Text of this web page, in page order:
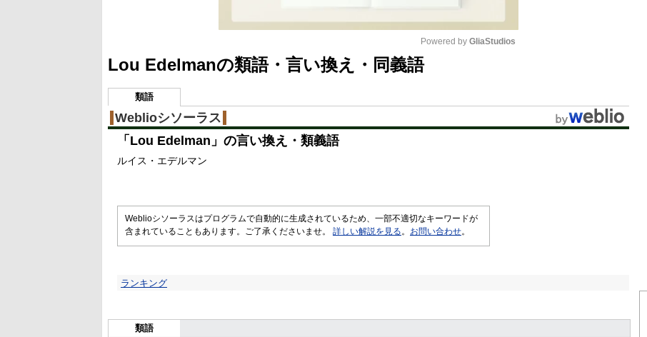
Powered by GliaStudios
Lou Edelmanの類語・言い換え・同義語
類語
Weblioシソーラス
「 Lou Edelman 」の言い換え・類義語
ルイス・エデルマン
Weblioシソーラスはプログラムで自動的に生成されているため、一部不適切なキーワードが
含まれていることもあります。ご了承くださいませ。 詳しい解説を見る 。 お問い合わせ。
ランキング
類語